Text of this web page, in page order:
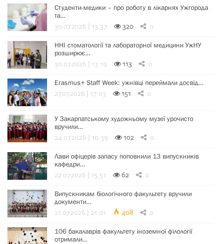
Студенти-медики – про роботу в лікарнях Ужгорода
та…
30.07.2026 | 13:37 320 0
ННІ стоматології та лабораторної медицини УжНУ
розширює…
30.07.2026 | 13:19 113 0
Erasmus+ Staff Week: ужнівці переймали досвід…
27.07.2026 | 17:03 151 0
У Закарпатському художньому музеї урочисто
вручили…
24.07.2026 | 10:39 102 0
Лави офіцерів запасу поповнили 13 випускників
кафедри…
22.07.2026 | 15:51 62 0
Випускникам біологічного факультету вручили
документи…
21.07.2026 | 21:01 408 0
106 бакалаврів факультету іноземної філології
отримали…